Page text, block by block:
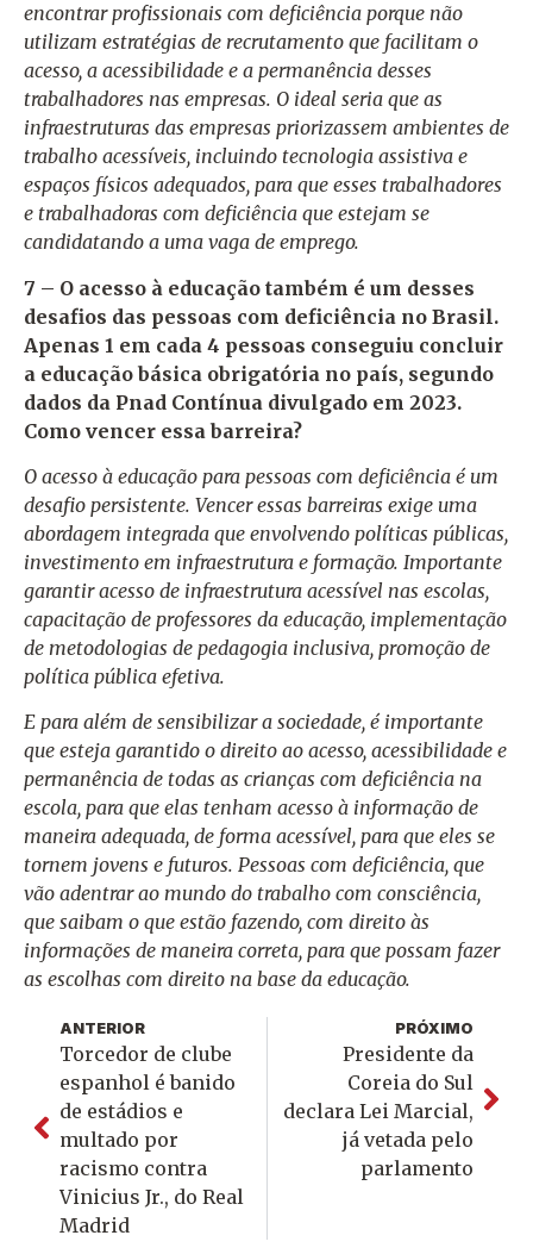
encontrar profissionais com deficiência porque não
utilizam estratégias de recrutamento que facilitam o
acesso, a acessibilidade e a permanência desses
trabalhadores nas empresas. O ideal seria que as
infraestruturas das empresas priorizassem ambientes de
trabalho acessíveis, incluindo tecnologia assistiva e
espaços físicos adequados, para que esses trabalhadores
e trabalhadoras com deficiência que estejam se
candidatando a uma vaga de emprego.
7 – O acesso à educação também é um desses
desafios das pessoas com deficiência no Brasil.
Apenas 1 em cada 4 pessoas conseguiu concluir
a educação básica obrigatória no país, segundo
dados da Pnad Contínua divulgado em 2023.
Como vencer essa barreira?
O acesso à educação para pessoas com deficiência é um
desafio persistente. Vencer essas barreiras exige uma
abordagem integrada que envolvendo políticas públicas,
investimento em infraestrutura e formação. Importante
garantir acesso de infraestrutura acessível nas escolas,
capacitação de professores da educação, implementação
de metodologias de pedagogia inclusiva, promoção de
política pública efetiva.
E para além de sensibilizar a sociedade, é importante
que esteja garantido o direito ao acesso, acessibilidade e
permanência de todas as crianças com deficiência na
escola, para que elas tenham acesso à informação de
maneira adequada, de forma acessível, para que eles se
tornem jovens e futuros. Pessoas com deficiência, que
vão adentrar ao mundo do trabalho com consciência,
que saibam o que estão fazendo, com direito às
informações de maneira correta, para que possam fazer
as escolhas com direito na base da educação.
ANTERIOR
Torcedor de clube
espanhol é banido
de estádios e
multado por
racismo contra
Vinicius Jr., do Real
Madrid
PRÓXIMO
Presidente da
Coreia do Sul
declara Lei Marcial,
já vetada pelo
parlamento